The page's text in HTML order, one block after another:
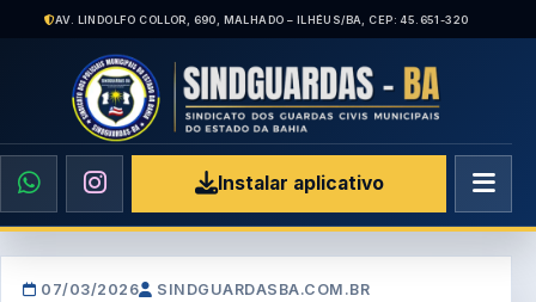
AV. LINDOLFO COLLOR, 690, MALHADO – ILHÉUS/BA, CEP: 45.651-320
Instalar aplicativo
07/03/2026
SINDGUARDASBA.COM.BR